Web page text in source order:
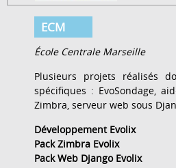
ECM
École Centrale Marseille
Plusieurs projets réalisés
spécifiques : EvoSondage,
Zimbra, serveur web sous
Développement Evolix
Pack Zimbra Evolix
Pack Web Django Evolix